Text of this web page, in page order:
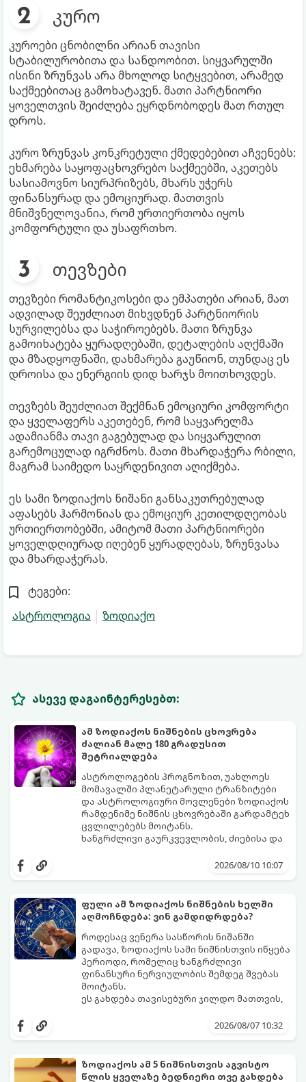
კურო
კუროები ცნობილნი არიან თავისი
სტაბილურობითა და სანდოობით. სიყვარულში
ისინი ზრუნვას არა მხოლოდ სიტყვებით, არამედ
საქმეებითაც გამოხატავენ. მათი პარტნიორი
ყოველთვის შეიძლება ეყრდნობოდეს მათ რთულ
დროს.
კურო ზრუნვას კონკრეტული ქმედებებით აჩვენებს:
ეხმარება საყოფაცხოვრებო საქმეებში, აკეთებს
სასიამოვნო სიურპრიზებს, მხარს უჭერს
ფინანსურად და ემოციურად. მათთვის
მნიშვნელოვანია, რომ ურთიერთობა იყოს
კომფორტული და უსაფრთხო.
თევზები
თევზები რომანტიკოსები და ემპათები არიან, მათ
ადვილად შეუძლიათ მიხვდნენ პარტნიორის
სურვილებსა და საჭიროებებს. მათი ზრუნვა
გამოიხატება ყურადღებაში, დეტალების აღქმაში
და მზადყოფნაში, დახმარება გაუწიონ, თუნდაც ეს
დროისა და ენერგიის დიდ ხარჯს მოითხოვდეს.
თევზებს შეუძლიათ შექმნან ემოციური კომფორტი
და ყველაფერს აკეთებენ, რომ საყვარელმა
ადამიანმა თავი გაგებულად და სიყვარულით
გარემოცულად იგრძნოს. მათი მხარდაჭერა რბილი,
მაგრამ საიმედო საყრდენივით აღიქმება.
ეს სამი ზოდიაქოს ნიშანი განსაკუთრებულად
აფასებს ჰარმონიას და ემოციურ კეთილდღეობას
ურთიერთობებში, ამიტომ მათი პარტნიორები
ყოველდღიურად იღებენ ყურადღებას, ზრუნვასა
და მხარდაჭერას.
ტეგები:
ასტროლოგია
ზოდიაქო
ასევე დაგაინტერესებთ:
ამ ზოდიაქოს ნიშნების ცხოვრება
ძალიან მალე 180 გრადუსით
შეტრიალდება
ასტროლოგების პროგნოზით, უახლოეს
მომავალში პლანეტარული ტრანზიტები
და ასტროლოგიური მოვლენები ზოდიაქოს
რამდენიმე ნიშნის ცხოვრებაში გარდამტეხ
ცვლილებებს მოიტანს.
ხანგრძლივი გაურკვევლობის, ძიებისა და
პერიოდი, როდესაც მოვლენები ელვის
შესაძლებლობებით ჩაანაცვლებს.
აი, ზოდიაქოს ის იღბლიანი ნიშნები,
რომელთა ცხოვრებაც უახლოეს ხანში
რადიკალურად შეიცვლება:
2026/08/10 10:07
ფული ამ ზოდიაქოს ნიშნების ხელში
აღმოჩნდება: ვინ გამდიდრდება?
როდესაც ვენერა სასწორის ნიშანში
გადავა, ზოდიაქოს სამი ნიშნისთვის იწყება
პერიოდი, რომელიც ხანგრძლივი
ფინანსური ნერვიულობის შემდეგ შვებას
მოიტანს.
ეს გახდება თავისებური ჯილდო მათთვის,
იჩენდა და სირთულეების მიუხედავად წინ
სურვილების გადადებასა და ხარჯების
მკაცრ კონტროლს. თუმცა, ახლა სიტუაცია
პრობლემები, რომლებიც უსასრულო
2026/08/07 10:32
ზოდიაქოს ამ 5 ნიშნისთვის აგვისტო
წლის ყველაზე ბედნიერი თვე გახდება